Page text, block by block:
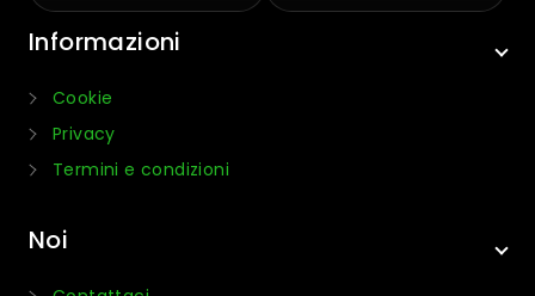
Informazioni
Cookie
Privacy
Termini e condizioni
Noi